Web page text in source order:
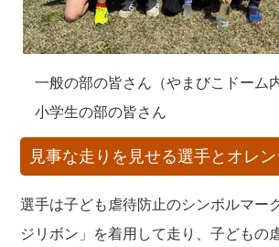
一般の部の皆さん（やまび
小学生の部の皆さん
見事な走りを見せる選手とオレ
選手は子ども虐待防止のシンボルマー
ジリボン」を着用して走り、子どもの